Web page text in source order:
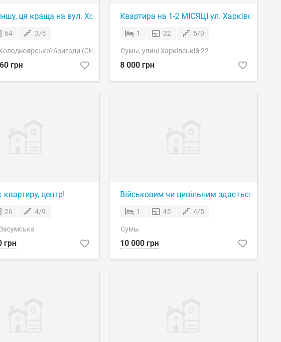
ця краща на вул. Холодноярської бригади (СКД).
64 3/5
бригади (СКД)
грн
Квартира на 1-2 МІСЯЦІ ул. Харківська
1 32 5/9
Сумы, улиці Харківській 22
8 000 грн
центр!
26 4/9
грн
Військовим чи цивільним здається —кім
1 45 4/5
Сумы
10 000 грн